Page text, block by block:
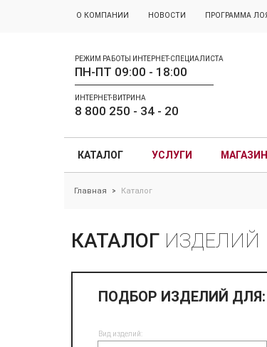
О КОМПАНИИ НОВОСТИ ПРОГРАММА
РЕЖИМ РАБОТЫ ИНТЕРНЕТ-СПЕЦИАЛИСТА
ПН-ПТ 09:00 - 18:00
ИНТЕРНЕТ-ВИТРИНА
8 800 250 - 34 - 20
КАТАЛОГ УСЛУГИ
Главная > Каталог
КАТАЛОГ ИЗДЕЛИЙ
ПОДБОР ИЗДЕЛИЙ ДЛЯ:
Вид изделий: